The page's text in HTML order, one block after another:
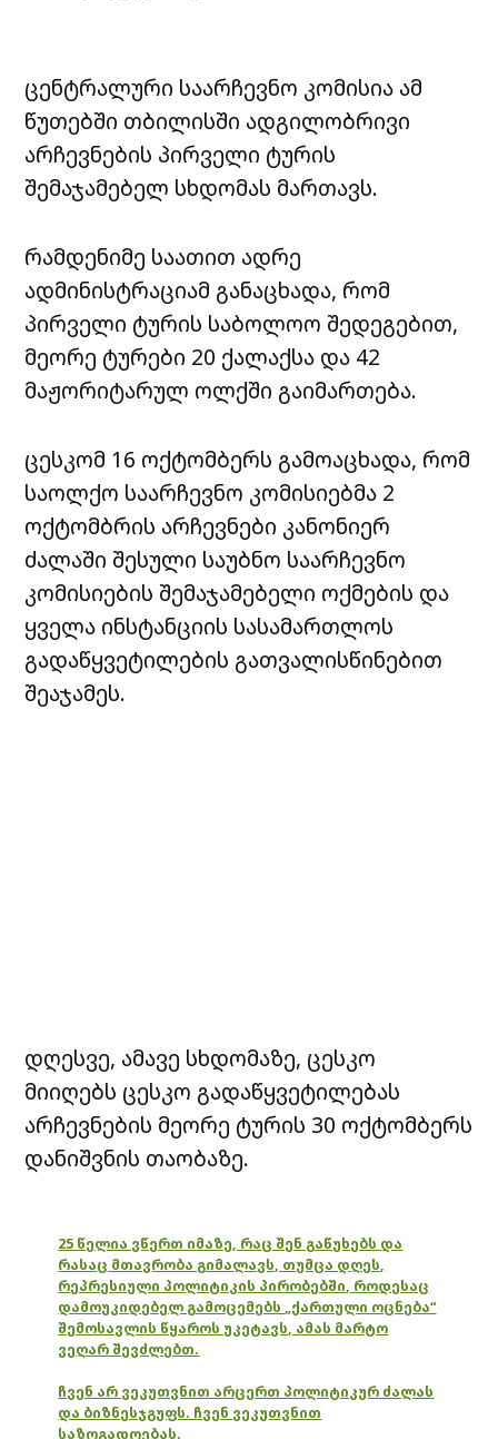
ცენტრალური საარჩევნო კომისია ამ
წუთებში თბილისში ადგილობრივი
არჩევნების პირველი ტურის
შემაჯამებელ სხდომას მართავს.
რამდენიმე საათით ადრე
ადმინისტრაციამ განაცხადა, რომ
პირველი ტურის საბოლოო შედეგებით,
მეორე ტურები 20 ქალაქსა და 42
მაჟორიტარულ ოლქში გაიმართება.
ცესკომ 16 ოქტომბერს გამოაცხადა, რომ
საოლქო საარჩევნო კომისიებმა 2
ოქტომბრის არჩევნები კანონიერ
ძალაში შესული საუბნო საარჩევნო
კომისიების შემაჯამებელი ოქმების და
ყველა ინსტანციის სასამართლოს
გადაწყვეტილების გათვალისწინებით
შეაჯამეს.
დღესვე, ამავე სხდომაზე, ცესკო
მიიღებს ცესკო გადაწყვეტილებას
არჩევნების მეორე ტურის 30 ოქტომბერს
დანიშვნის თაობაზე.
25 წელია ვწერთ იმაზე, რაც შენ გაწუხებს და
რასაც მთავრობა გიმალავს, თუმცა დღეს,
რეპრესიული პოლიტიკის პირობებში, როდესაც
დამოუკიდებელ გამოცემებს „ქართული ოცნება“
შემოსავლის წყაროს უკეტავს, ამას მარტო
ვეღარ შევძლებთ.
ჩვენ არ ვეკუთვნით არცერთ პოლიტიკურ ძალას
და ბიზნესჯგუფს. ჩვენ ვეკუთვნით
საზოგადოებას.